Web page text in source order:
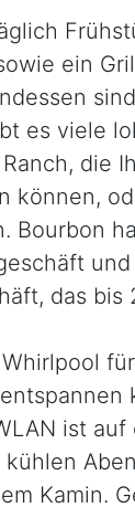
ein
es viele
die
können,
Bourbon
und
das bis
ist auf
Kamin.